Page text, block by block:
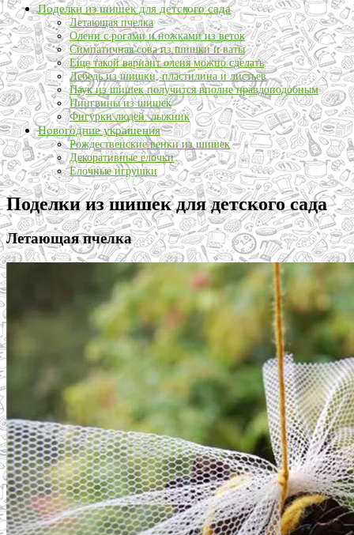
Поделки из шишек для детского сада
Летающая пчелка
Олени с рогами и ножками из веток
Симпатичная сова из шишки и ваты
Еще такой вариант оленя можно сделать
Лебедь из шишки, пластилина и листьев
Паук из шишек получится вполне правдоподобным
Пингвины из шишек
Фигурки людей: лыжник
Новогодние украшения
Рождественские венки из шишек
Декоративные елочки
Елочные игрушки
Поделки из шишек для детского сада
Летающая пчелка